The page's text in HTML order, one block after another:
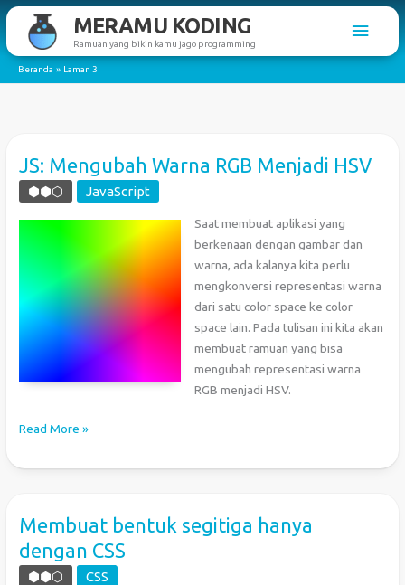
Lewati
konten
MERAMU KODING
Ramuan yang bikin kamu jago programming
Menu
Beranda Laman 3
JS: Mengubah Warna RGB Menjadi HSV
⬢⬢⬡ JavaScript
Saat membuat aplikasi yang
berkenaan dengan gambar dan
warna, ada kalanya kita perlu
mengkonversi representasi warna
dari satu color space ke color
space lain. Pada tulisan ini kita akan
membuat ramuan yang bisa
mengubah representasi warna
RGB menjadi HSV.
JS:
Warna
HSV
Read More »
Membuat bentuk segitiga hanya
dengan CSS
⬢⬢⬡ CSS